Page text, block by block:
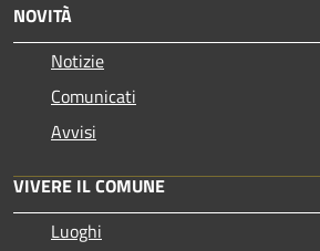
NOVITÀ
Notizie
Comunicati
Avvisi
VIVERE IL COMUNE
Luoghi